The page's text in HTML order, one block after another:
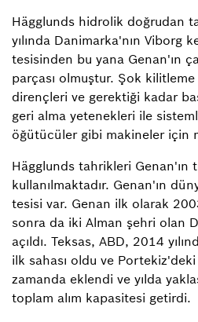
Hägglunds hidrolik doğrudan
yılında Danimarka'nın Viborg
tesisinden bu yana Genan'ın
parçası olmuştur. Şok
dirençleri ve gerektiği kadar
geri alma yetenekleri ile
öğütücüler gibi makineler için
Hägglunds tahrikleri Genan'ın
kullanılmaktadır. Genan'ın
tesisi var. Genan ilk olarak
sonra da iki Alman şehri olan
açıldı. Teksas, ABD, 2014
ilk sahası oldu ve
zamanda eklendi ve yılda
toplam alım kapasitesi getirdi.